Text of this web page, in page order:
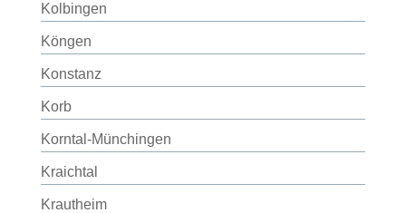
Kolbingen
Köngen
Konstanz
Korb
Korntal-Münchingen
Kraichtal
Krautheim